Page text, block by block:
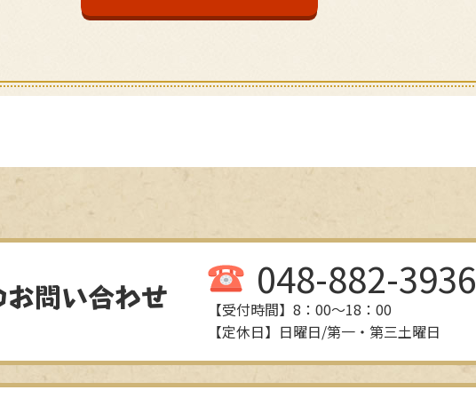
問い合わせ 048-882-3936
【受付時間】8：00～18：00
【定休日】日曜日/第一・第三土曜日